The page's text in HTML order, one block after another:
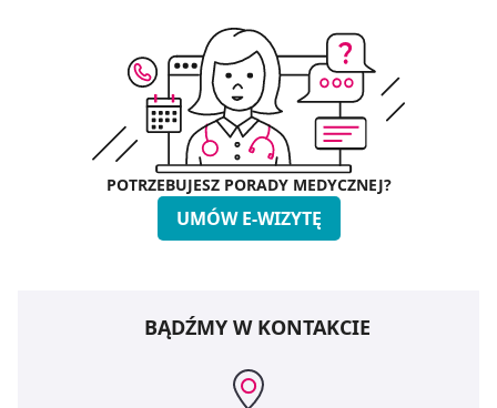
POTRZEBUJESZ PORADY MEDYCZNEJ?
UMÓW E-WIZYTĘ
BĄDŹMY W KONTAKCIE